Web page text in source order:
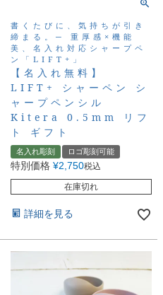
書くたびに、気持ちが引き
締まる。─ 重厚感×機能
美、名入れ対応シャープペ
ン「LIFT+」
【名入れ無料】
LIFT+ シャーペン シ
ャープペンシル
Kitera 0.5mm リフ
ト ギフト
名入れ彫刻 ロゴ彫刻可能
特別価格 ¥2,750税込
在庫切れ
詳細を見る